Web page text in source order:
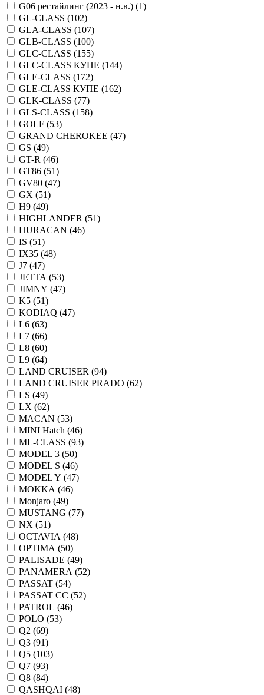
G06 рестайлинг (2023 - н.в.) (1)
GL-CLASS (102)
GLA-CLASS (107)
GLB-CLASS (100)
GLC-CLASS (155)
GLC-CLASS КУПЕ (144)
GLE-CLASS (172)
GLE-CLASS КУПЕ (162)
GLK-CLASS (77)
GLS-CLASS (158)
GOLF (53)
GRAND CHEROKEE (47)
GS (49)
GT-R (46)
GT86 (51)
GV80 (47)
GX (51)
H9 (49)
HIGHLANDER (51)
HURACAN (46)
IS (51)
IX35 (48)
J7 (47)
JETTA (53)
JIMNY (47)
K5 (51)
KODIAQ (47)
L6 (63)
L7 (66)
L8 (60)
L9 (64)
LAND CRUISER (94)
LAND CRUISER PRADO (62)
LS (49)
LX (62)
MACAN (53)
MINI Hatch (46)
ML-CLASS (93)
MODEL 3 (50)
MODEL S (46)
MODEL Y (47)
MOKKA (46)
Monjaro (49)
MUSTANG (77)
NX (51)
OCTAVIA (48)
OPTIMA (50)
PALISADE (49)
PANAMERA (52)
PASSAT (54)
PASSAT CC (52)
PATROL (46)
POLO (53)
Q2 (69)
Q3 (91)
Q5 (103)
Q7 (93)
Q8 (84)
QASHQAI (48)